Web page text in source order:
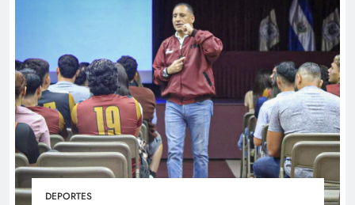
DEPORTES